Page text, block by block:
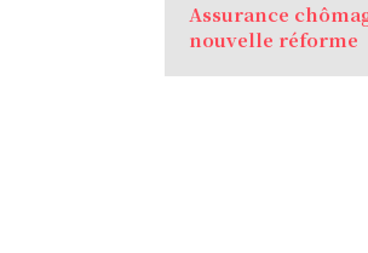
Assurance
nouvelle réforme